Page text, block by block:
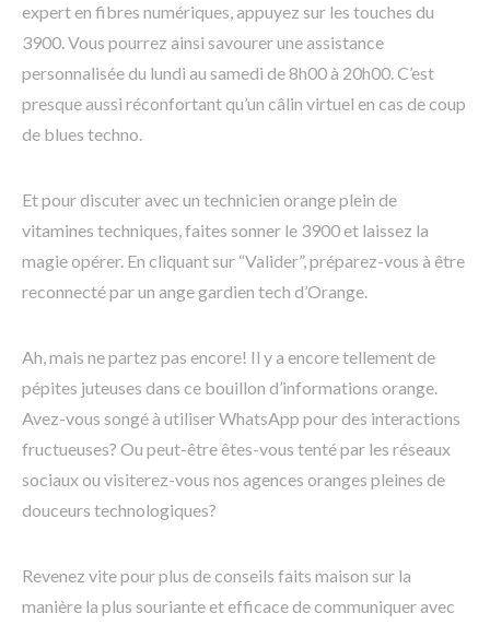
expert en fibres numériques, appuyez sur les touches du
3900. Vous pourrez ainsi savourer une assistance
personnalisée du lundi au samedi de 8h00 à 20h00. C’est
presque aussi réconfortant qu’un câlin virtuel en cas de coup
de blues techno.
Et pour discuter avec un technicien orange plein de
vitamines techniques, faites sonner le 3900 et laissez la
magie opérer. En cliquant sur “Valider”, préparez-vous à être
reconnecté par un ange gardien tech d’Orange.
Ah, mais ne partez pas encore! Il y a encore tellement de
pépites juteuses dans ce bouillon d’informations orange.
Avez-vous songé à utiliser WhatsApp pour des interactions
fructueuses? Ou peut-être êtes-vous tenté par les réseaux
sociaux ou visiterez-vous nos agences oranges pleines de
douceurs technologiques?
Revenez vite pour plus de conseils faits maison sur la
manière la plus souriante et efficace de communiquer avec